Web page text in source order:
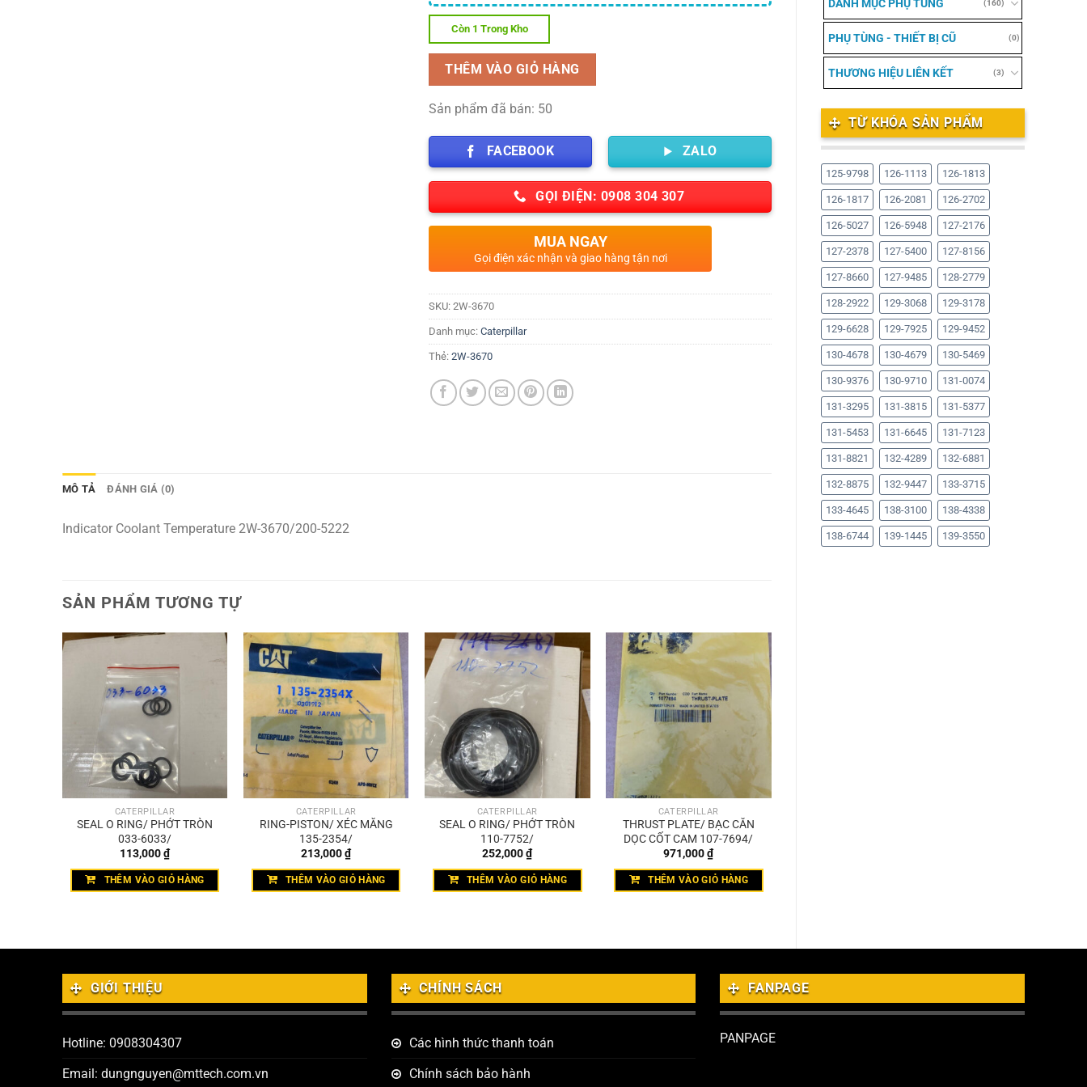
DANH MỤC PHỤ TÙNG (160)
PHỤ TÙNG - THIẾT BỊ CŨ (0)
THƯƠNG HIỆU LIÊN KẾT (3)
TỪ KHÓA SẢN PHẨM
125-9798 126-1113 126-1813
126-1817 126-2081 126-2702
126-5027 126-5948 127-2176
127-2378 127-5400 127-8156
127-8660 127-9485 128-2779
128-2922 129-3068 129-3178
129-6628 129-7925 129-9452
130-4678 130-4679 130-5469
130-9376 130-9710 131-0074
131-3295 131-3815 131-5377
131-5453 131-6645 131-7123
131-8821 132-4289 132-6881
132-8875 132-9447 133-3715
133-4645 138-3100 138-4338
138-6744 139-1445 139-3550
Còn 1 Trong Kho
THÊM VÀO GIỎ HÀNG
Sản phẩm đã bán: 50
FACEBOOK ZALO
GỌI ĐIỆN: 0908 304 307
MUA NGAY
Gọi điện xác nhận và giao hàng tận nơi
SKU:2W-3670
Danh mục:Caterpillar
Thẻ:2W-3670
MÔ TẢ ĐÁNH GIÁ (0)
Indicator Coolant Temperature 2W-3670/200-5222
SẢN PHẨM TƯƠNG TỰ
CATERPILLAR
SEAL O RING/ PHỚT TRÒN
033-6033/
113,000₫
THÊM VÀO GIỎ HÀNG
CATERPILLAR
RING-PISTON/ XÉC MĂNG
135-2354/
213,000₫
THÊM VÀO GIỎ HÀNG
CATERPILLAR
SEAL O RING/ PHỚT TRÒN
110-7752/
252,000₫
THÊM VÀO GIỎ HÀNG
CATERPILLAR
THRUST PLATE/ BẠC CĂN
DỌC CỐT CAM 107-7694/
971,000₫
THÊM VÀO GIỎ HÀNG
GIỚI THIỆU
Hotline: 0908304307
Email: dungnguyen@mttech.com.vn
CHÍNH SÁCH
Các hình thức thanh toán
Chính sách bảo hành
FANPAGE
PANPAGE